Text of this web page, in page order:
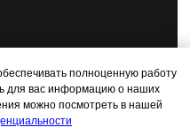
полноценную работу
для вас информацию о наших
можно посмотреть в нашей